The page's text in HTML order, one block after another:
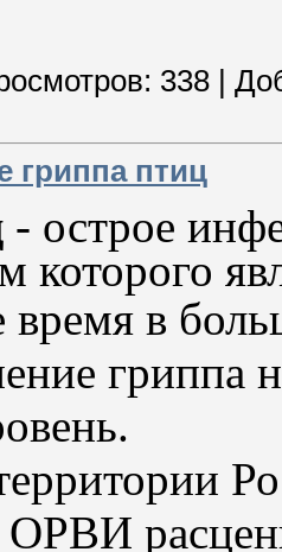
338 |
гриппа птиц
- острое
которого
время в